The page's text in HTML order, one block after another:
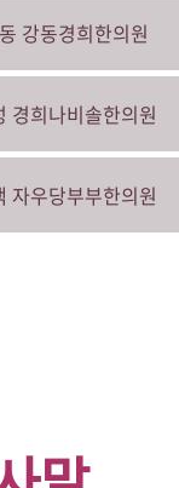
강동경희한의원
경희나비솔한의원
자우당부부한의원